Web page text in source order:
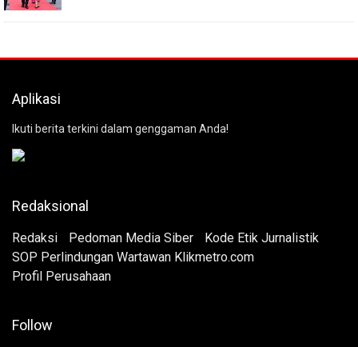
Aplikasi
Ikuti berita terkini dalam genggaman Anda!
Redaksional
Redaksi Pedoman Media Siber
Kode Etik Jurnalistik
SOP Perlindungan Wartawan Klikmetro.com
Profil Perusahaan
Follow